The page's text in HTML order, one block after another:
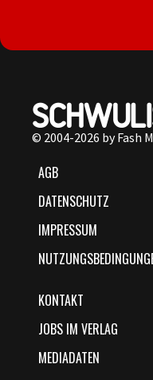
© 2004-2026 by Fash
AGB
DATENSCHUTZ
IMPRESSUM
KONTAKT
JOBS IM VERLAG
MEDIADATEN